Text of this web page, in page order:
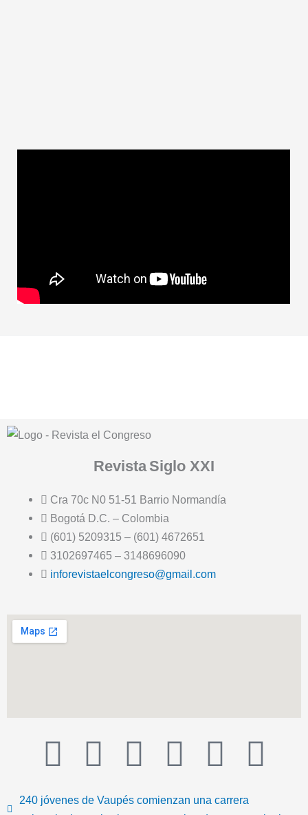
Revista Siglo XXI
Cra 70c N0 51-51 Barrio Normandía
Bogotá D.C. – Colombia
(601) 5209315 – (601) 4672651
3102697465 – 3148696090
inforevistaelcongreso@gmail.com
T
i
F
a
T
w
Y
o
I
n
I
240 jóvenes de Vaupés comienzan una carrera